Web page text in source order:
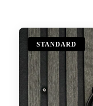
STANDARD